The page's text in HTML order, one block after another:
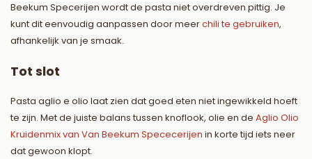
Beekum Specerijen wordt de pasta niet overdreven pittig. Je
kunt dit eenvoudig aanpassen door meerchili te gebruiken,
afhankelijk van je smaak.
Tot slot
Pasta aglio e olio laat zien dat goed eten niet ingewikkeld hoeft
te zijn. Met de juiste balans tussen knoflook, olie en de Aglio Olio
Kruidenmix van Van Beekum Spececerijen in korte tijd iets neer
dat gewoon klopt.